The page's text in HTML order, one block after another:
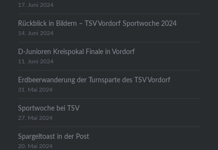
17. Juni 2024
Rückblick in Bildern – TSV Vordorf Sportwoche 2024
14. Juni 2024
D-Junioren Kreispokal Finale in Vordorf
11. Juni 2024
Erdbeerwanderung der Turnsparte des TSV Vordorf
31. Mai 2024
Sportwoche bei TSV
27. Mai 2024
Spargeltoast in der Post
20. Mai 2024